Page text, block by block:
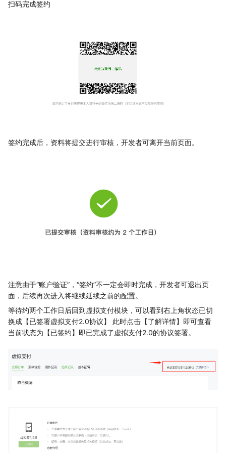
扫码完成签约
签约完成后，资料将提交进行审核，开发者可离开当前页面。
注意由于“账户验证”，“签约”不一定会即时完成，开发者可退出页
面，后续再次进入将继续延续之前的配置。
等待约两个工作日后回到虚拟支付模块，可以看到右上角状态已切
换成【已签署虚拟支付2.0协议】 此时点击【了解详情】即可查看
当前状态为【已签约】即已完成了虚拟支付2.0的协议签署。